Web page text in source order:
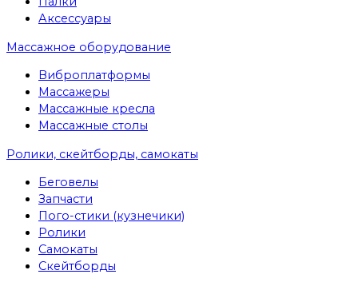
Аксессуары
Массажное оборудование
Виброплатформы
Массажеры
Массажные кресла
Массажные столы
Ролики, скейтборды, самокаты
Беговелы
Запчасти
Пого-стики (кузнечики)
Ролики
Самокаты
Скейтборды